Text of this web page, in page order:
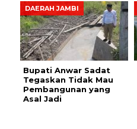
DAERAH JAMBI
Bupati Anwar Sadat
Tegaskan Tidak Mau
Pembangunan yang
Asal Jadi